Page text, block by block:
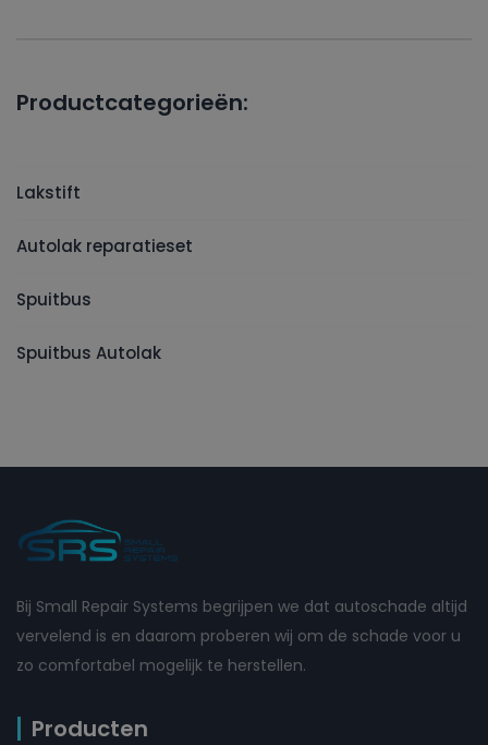
Productcategorieën:
Lakstift
Autolak reparatieset
Spuitbus
Spuitbus Autolak
Bij Small Repair Systems begrijpen we dat autoschade altijd
vervelend is en daarom proberen wij om de schade voor u
zo comfortabel mogelijk te herstellen.
Producten